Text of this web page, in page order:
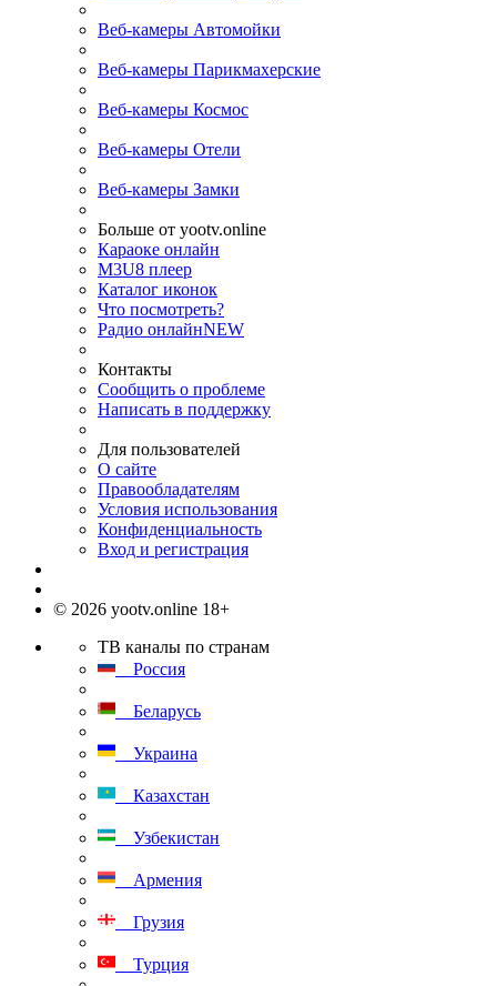
Веб-камеры Автомойки
Веб-камеры Парикмахерские
Веб-камеры Космос
Веб-камеры Отели
Веб-камеры Замки
Больше от yootv.online
Караоке онлайн
M3U8 плеер
Каталог иконок
Что посмотреть?
Радио онлайнNEW
Контакты
Сообщить о проблеме
Написать в поддержку
Для пользователей
О сайте
Правообладателям
Условия использования
Конфиденциальность
Вход и регистрация
© 2026 yootv.online 18+
ТВ каналы по странам
Россия
Беларусь
Украина
Казахстан
Узбекистан
Армения
Грузия
Турция